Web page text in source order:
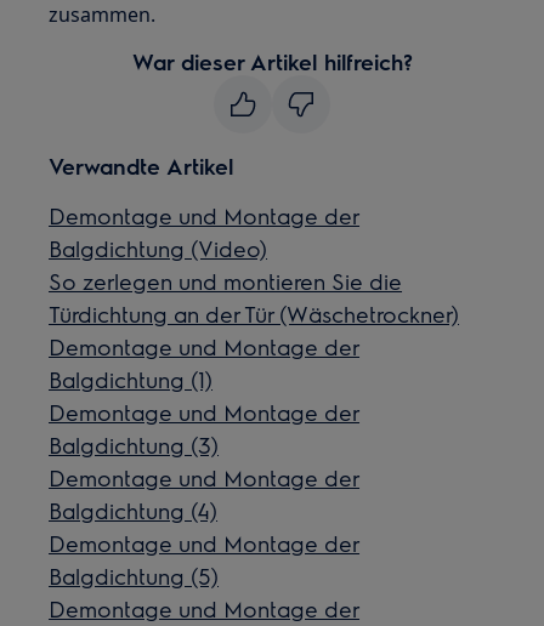
zusammen.
War dieser Artikel hilfreich?
Verwandte Artikel
Demontage und Montage der
Balgdichtung (Video)
So zerlegen und montieren Sie die
Türdichtung an der Tür (Wäschetrockner)
Demontage und Montage der
Balgdichtung (1)
Demontage und Montage der
Balgdichtung (3)
Demontage und Montage der
Balgdichtung (4)
Demontage und Montage der
Balgdichtung (5)
Demontage und Montage der